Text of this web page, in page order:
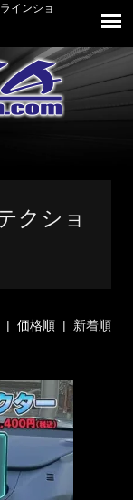
インショ
クショ
価格順| 新着順